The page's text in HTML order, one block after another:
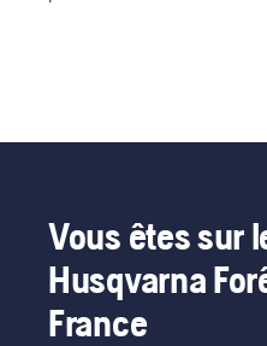
Vous êtes sur
Husqvarna
France